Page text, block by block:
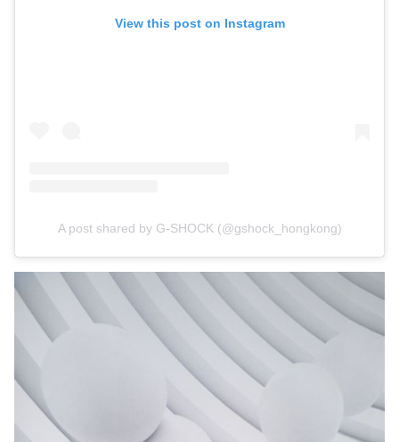
View this post on Instagram
A post shared by G-SHOCK (@gshock_hongkong)